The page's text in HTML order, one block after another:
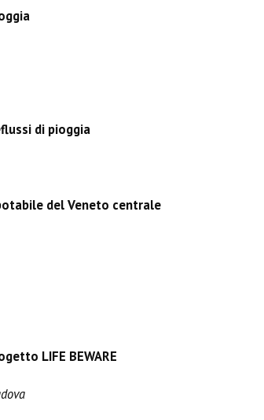
di pioggia
del Veneto centrale
LIFE BEWARE